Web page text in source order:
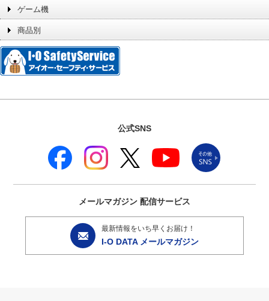
ゲーム機
商品別
公式SNS
メールマガジン 配信サービス
最新情報をいち早くお届け！
I-O DATA メールマガジン